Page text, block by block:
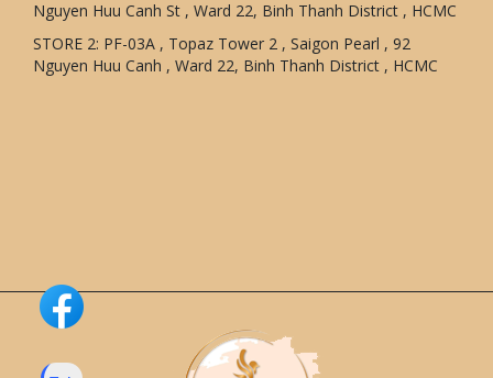
Nguyen Huu Canh St , Ward 22, Binh Thanh District , HCMC
STORE 2: PF-03A , Topaz Tower 2 , Saigon Pearl , 92
Nguyen Huu Canh , Ward 22, Binh Thanh District , HCMC